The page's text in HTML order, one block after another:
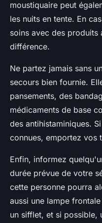
moustiquaire peut
les nuits en tente. En
soins avec des produits
différence.
Ne partez jamais sans
secours bien fournie.
pansements, des
médicaments de base
des antihistaminiques.
connues, emportez vos
Enfin, informez
durée prévue de votre
cette personne pourra
aussi une lampe
un sifflet, et si possible,